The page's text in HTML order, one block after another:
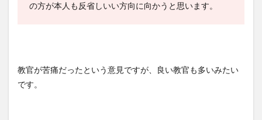
の方が本人も反省しいい方向に向かうと思います。
教官が苦痛だったという意見ですが、良い教官も多いみたい
です。